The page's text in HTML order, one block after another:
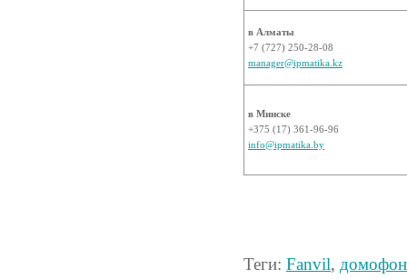
в Алматы
+7 (727) 250-28-08
manager@ipmatika.kz
в Минске
+375 (17) 361-96-96
info@ipmatika.by
Теги: Fanvil,